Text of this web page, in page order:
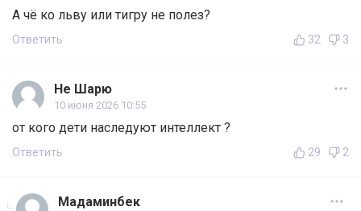
А чё ко льву или тигру не полез?
Ответить 32 3
Не Шарю
10 июня 2026 10:55
от кого дети наследуют интеллект ?
Ответить 29 2
Мадаминбек